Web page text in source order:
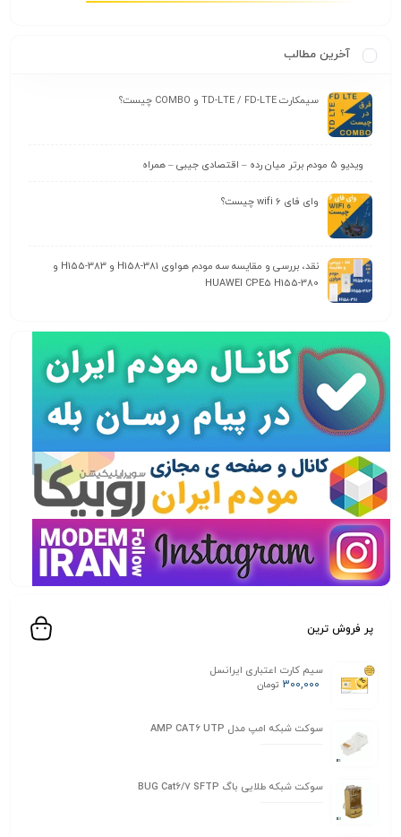
آخرین مطالب
سیمکارت TD-LTE / FD-LTE و COMBO چیست؟
ویدیو 5 مودم برتر میان رده – اقتصادی جیبی – همراه
وای‌ فای wifi 6 چیست؟
نقد، بررسی و مقایسه سه مودم هواوی H158-381 و H155-383 و
HUAWEI CPE5 H155-380
پر فروش ترین
سیم کارت اعتباری ایرانسل
300,000 تومان
سوکت شبکه امپ مدل AMP CAT6 UTP
سوکت شبکه طلایی باگ BUG Cat6/7 SFTP